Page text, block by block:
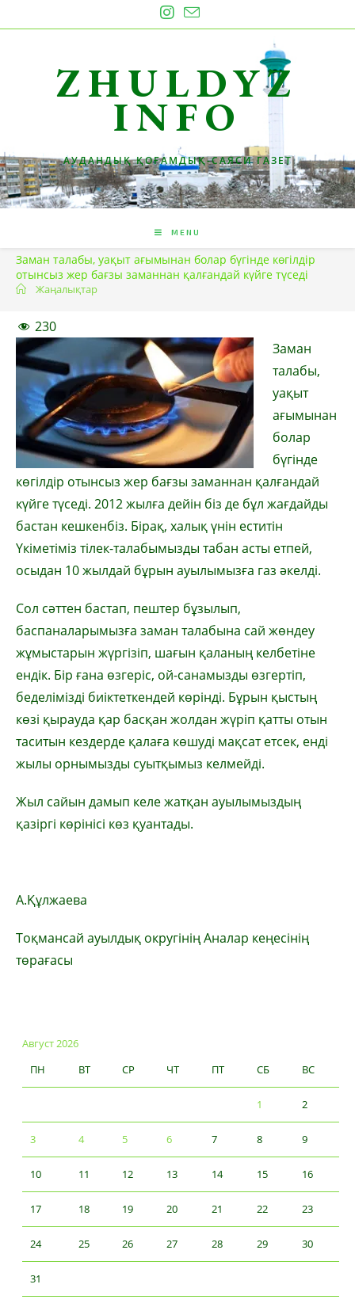
to
ZHULDYZ
INFO
АУДАНДЫҚ ҚОҒАМДЫҚ-САЯСИ ГАЗЕТ
MENU
Заман талабы, уақыт ағымынан болар бүгінде көгілдір
отынсыз жер бағзы заманнан қалғандай күйге түседі
Жаңалықтар
230
Заман
талабы,
уақыт
ағымынан
болар
бүгінде
көгілдір отынсыз жер бағзы заманнан қалғандай
күйге түседі. 2012 жылға дейін біз де бұл жағдайды
бастан кешкенбіз. Бірақ, халық үнін еститін
Үкіметіміз тілек-талабымызды табан асты етпей,
осыдан 10 жылдай бұрын ауылымызға газ әкелді.
Сол сәттен бастап, пештер бұзылып,
баспаналарымызға заман талабына сай жөндеу
жұмыстарын жүргізіп, шағын қаланың келбетіне
ендік. Бір ғана өзгеріс, ой-санамызды өзгертіп,
беделімізді биіктеткендей көрінді. Бұрын қыстың
көзі қырауда қар басқан жолдан жүріп қатты отын
таситын кездерде қалаға көшуді мақсат етсек, енді
жылы орнымызды суытқымыз келмейді.
Жыл сайын дамып келе жатқан ауылымыздың
қазіргі көрінісі көз қуантады.
А.Құлжаева
Тоқмансай ауылдық округінің Аналар кеңесінің
төрағасы
Август 2026
ПН
ВТ СР ЧТ ПТ СБ ВС
1 2
3 4 5 6 7 8 9
10 11 12 13 14 15 16
17 18 19 20 21 22 23
24 25 26 27 28 29 30
31